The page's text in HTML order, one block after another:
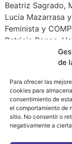
de
Para ofrecer las
cookies para
consentimiento de
el comportamiento de
sitio. No consentir o
negativamente a
Beatriz Sagrado,
Lucia Mazarrasa
Feminista y
Patricia Ponce,